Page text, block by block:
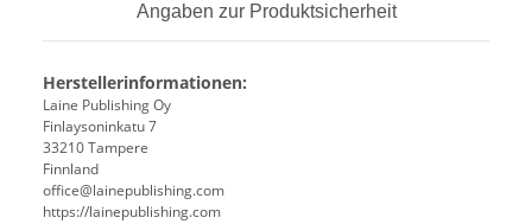
Angaben zur Produktsicherheit
Herstellerinformationen:
Laine Publishing Oy
Finlaysoninkatu 7
33210 Tampere
Finnland
office@lainepublishing.com
https://lainepublishing.com